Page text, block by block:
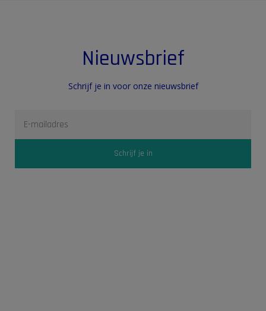
Nieuwsbrief
Schrijf je in voor onze nieuwsbrief